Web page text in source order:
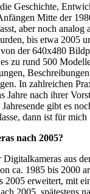
Geschichte,
Mitte der
aber noch
bis etwa 2005
der 640x480
zu rund 500
In zahlreichen
Jahre nach ihrer
gibt es
dann ist für mich
nach 2005?
aus
ca. 1985 bis 2000
2005 erweitert, mit
2005, spätestens